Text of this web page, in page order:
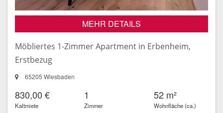
MEHR DETAILS
Möbliertes 1-Zimmer Apartment in Erbenheim,
Erstbezug
65205 Wiesbaden
830,00 €
Kaltmiete
1
Zimmer
52 m²
Wohnfläche (ca.)